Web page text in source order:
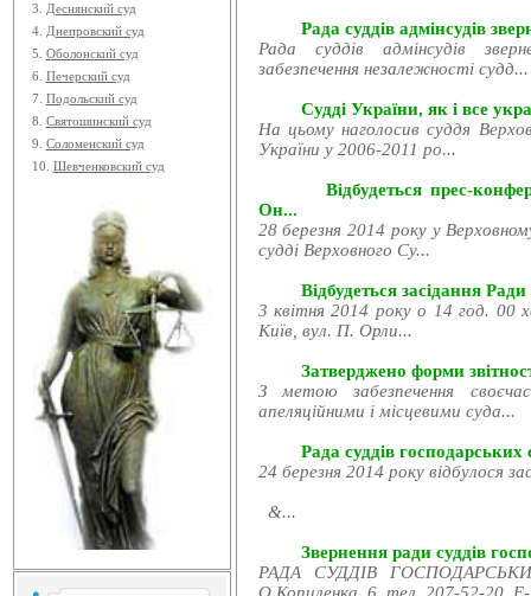
3.
Деснянский суд
4. Днепровский суд
5. Оболонский суд
6. Печерский суд
7. Подольский суд
8. Святошинский суд
9. Соломенский суд
10. Шевченковский суд
Рада суддів адмінсудів
Рада суддів адмінсудів
забезпечення незалежності судд...
Судді України, як і все
На цьому наголосив суддя
України у 2006-2011 ро...
Відбудеться прес-
Он...
28 березня 2014 року у
судді Верховного Су...
Відбудеться засідання
3 квітня 2014 року о 14 год. 00
Київ, вул. П. Орли...
Затверджено форми
З метою забезпечення
апеляційними і місцевими суда...
Рада суддів господарських
24 березня 2014 року відбулося
&...
Звернення ради суддів
РАДА СУДДІВ